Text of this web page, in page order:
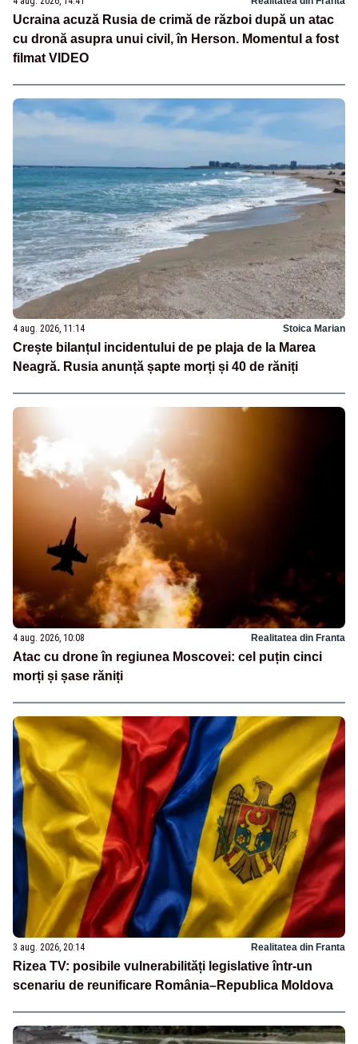
Ucraina acuză Rusia de crimă de război după un atac
cu dronă asupra unui civil, în Herson. Momentul a fost
filmat VIDEO
4 aug. 2026, 11:14 Stoica Marian
Crește bilanțul incidentului de pe plaja de la Marea
Neagră. Rusia anunță șapte morți și 40 de răniți
4 aug. 2026, 10:08 Realitatea din Franta
Atac cu drone în regiunea Moscovei: cel puțin cinci
morți și șase răniți
3 aug. 2026, 20:14 Realitatea din Franta
Rizea TV: posibile vulnerabilități legislative într-un
scenariu de reunificare România–Republica Moldova